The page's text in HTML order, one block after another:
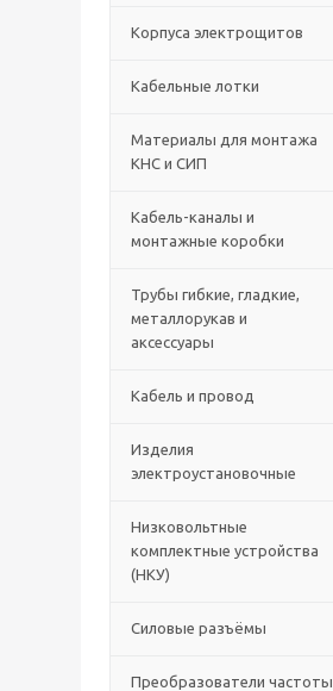
Корпуса электрощитов
Кабельные лотки
Материалы для монтажа
КНС и СИП
Кабель-каналы и
монтажные коробки
Трубы гибкие, гладкие,
металлорукав и
аксессуары
Кабель и провод
Изделия
электроустановочные
Низковольтные
комплектные устройства
(НКУ)
Силовые разъёмы
Преобразователи частоты